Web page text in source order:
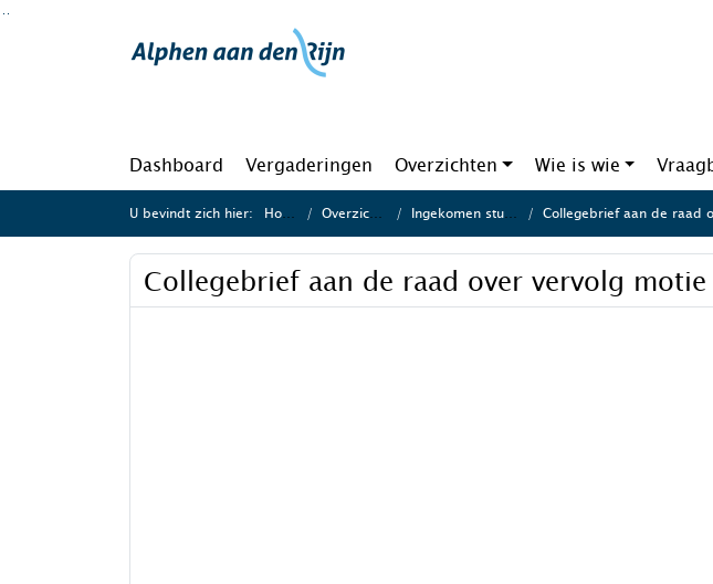
Ga naar de inhoud van deze pagina
Dashboard Vergaderingen Overzichten Wie is wie
U bevindt zich hier: Home Overzichten Ingekomen stukken Collegebrief aan de raad over
Collegebrief aan de raad over vervolg